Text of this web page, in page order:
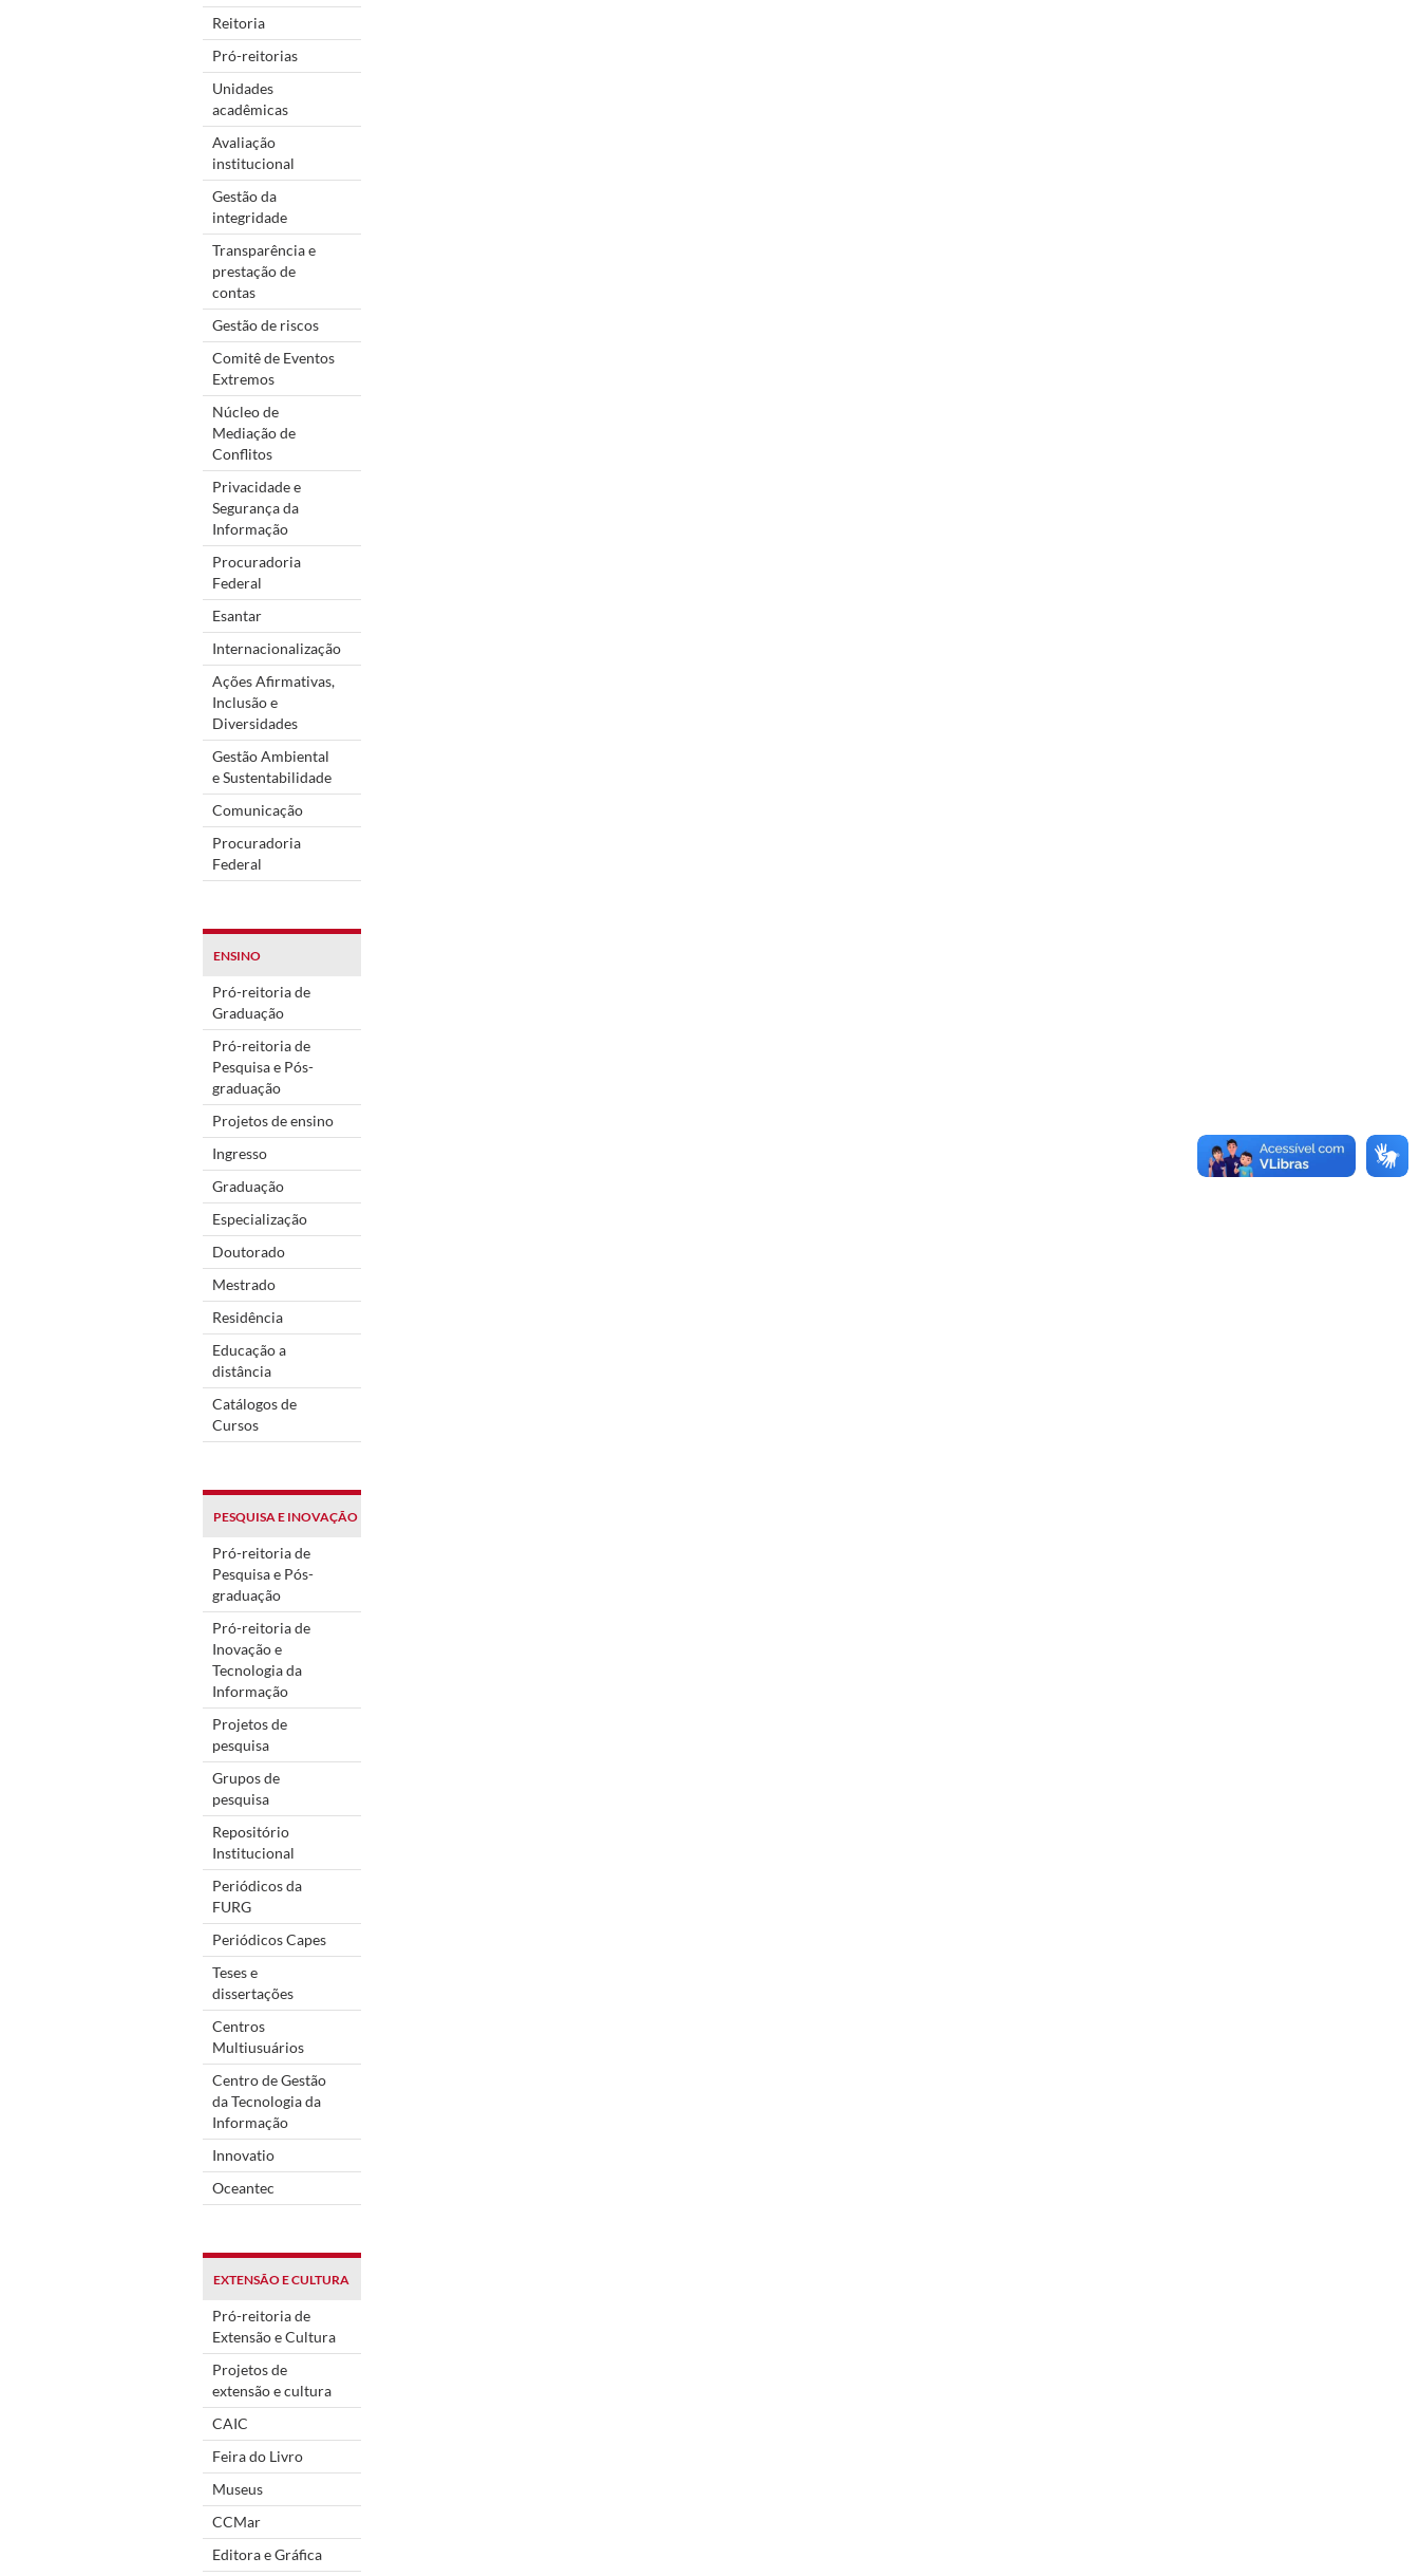
Reitoria
Pró-reitorias
Unidades
acadêmicas
Avaliação
institucional
Gestão da
integridade
Transparência e
prestação de
contas
Gestão de riscos
Comitê de Eventos
Extremos
Núcleo de
Mediação de
Conflitos
Privacidade e
Segurança da
Informação
Procuradoria
Federal
Esantar
Internacionalização
Ações Afirmativas,
Inclusão e
Diversidades
Gestão Ambiental
e Sustentabilidade
Comunicação
Procuradoria
Federal
ENSINO
Pró-reitoria de
Graduação
Pró-reitoria de
Pesquisa e Pós-
graduação
Projetos de ensino
Ingresso
Graduação
Especialização
Doutorado
Mestrado
Residência
Educação a
distância
Catálogos de
Cursos
PESQUISA E INOVAÇÃO
Pró-reitoria de
Pesquisa e Pós-
graduação
Pró-reitoria de
Inovação e
Tecnologia da
Informação
Projetos de
pesquisa
Grupos de
pesquisa
Repositório
Institucional
Periódicos da
FURG
Periódicos Capes
Teses e
dissertações
Centros
Multiusuários
Centro de Gestão
da Tecnologia da
Informação
Innovatio
Oceantec
EXTENSÃO E CULTURA
Pró-reitoria de
Extensão e Cultura
Projetos de
extensão e cultura
CAIC
Feira do Livro
Museus
CCMar
Editora e Gráfica